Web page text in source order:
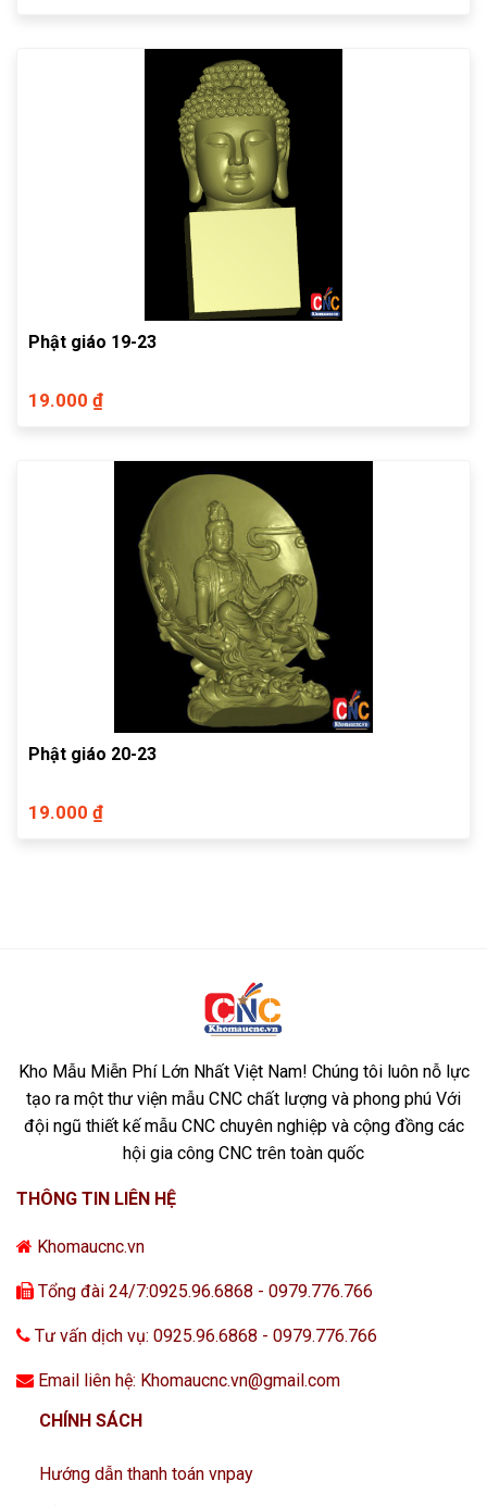
Phật giáo 19-23
19.000 ₫
Phật giáo 20-23
19.000 ₫
Kho Mẫu Miễn Phí Lớn Nhất Việt Nam! Chúng tôi luôn nỗ lực
tạo ra một thư viện mẫu CNC chất lượng và phong phú Với
đội ngũ thiết kế mẫu CNC chuyên nghiệp và cộng đồng các
hội gia công CNC trên toàn quốc
THÔNG TIN LIÊN HỆ
Khomaucnc.vn
Tổng đài 24/7:0925.96.6868 - 0979.776.766
Tư vấn dịch vụ: 0925.96.6868 - 0979.776.766
Email liên hệ: Khomaucnc.vn@gmail.com
CHÍNH SÁCH
Hướng dẫn thanh toán vnpay